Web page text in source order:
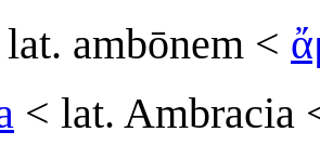
ambōnem <
< lat. Ambracia